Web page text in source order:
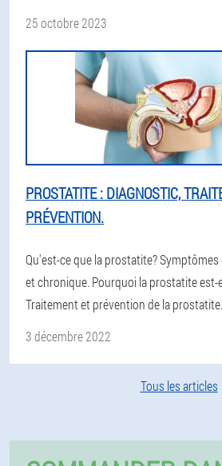
25 octobre 2023
PROSTATITE : DIAGNOSTIC,
PRÉVENTION.
Qu'est-ce que la prostatite?
et chronique. Pourquoi la prostatite est-
Traitement et prévention de la prostatite.
3 décembre 2022
Tous les articles